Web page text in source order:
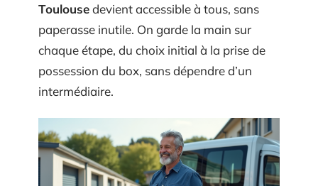
Toulousedevient accessible à tous, sans
paperasse inutile. On garde la main sur
chaque étape, du choix initial à la prise de
possession du box, sans dépendre d’un
intermédiaire.